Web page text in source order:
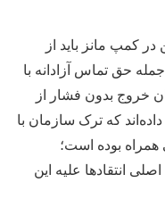
کمپ مانز باید از
حق تماس آزادانه با
خروج بدون فشار از
که ترک سازمان با
همراه بوده است؛
انتقادها علیه این